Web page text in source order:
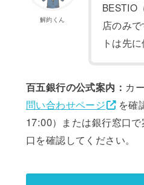
解約くん
BESTIO
店のみ
トは先
百五銀行の公式案内： カ
問い合わせページ
を確
17:00）または銀行窓口
口を確認してください。